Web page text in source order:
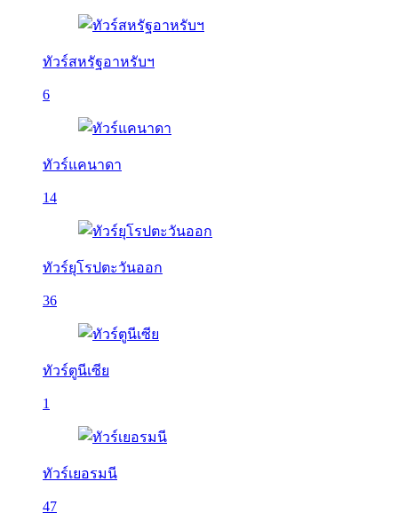
ทัวร์สหรัฐอาหรับฯ
6
ทัวร์แคนาดา
14
ทัวร์ยุโรปตะวันออก
36
ทัวร์ตูนีเซีย
1
ทัวร์เยอรมนี
47